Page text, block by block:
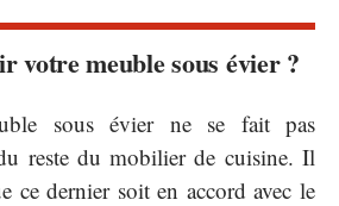
votre meuble sous évier ?
sous évier ne se fait pas
reste du mobilier de cuisine. Il
ce dernier soit en accord avec le